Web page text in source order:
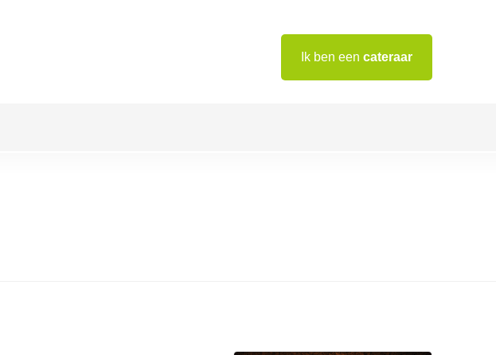
Ik ben een cateraar